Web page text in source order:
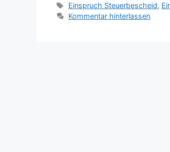
Schlagwörter
Einspruch Steuerbescheid,
Kommentar hinterlassen